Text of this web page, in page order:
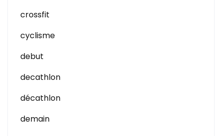
crossfit
cyclisme
debut
decathlon
décathlon
demain